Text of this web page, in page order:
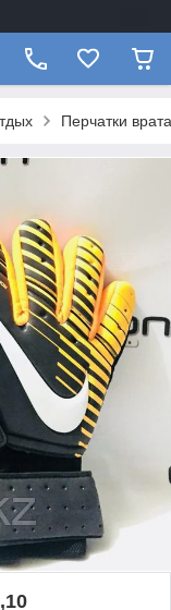
Перчатки